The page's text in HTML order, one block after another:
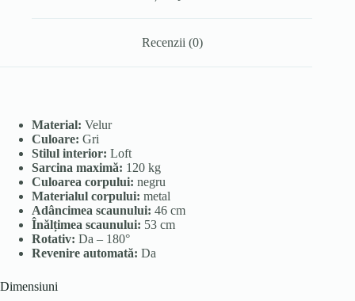
Recenzii (0)
Material: Velur
Culoare: Gri
Stilul interior: Loft
Sarcina maximă: 120 kg
Culoarea corpului: negru
Materialul corpului: metal
Adâncimea scaunului: 46 cm
Înălțimea scaunului: 53 cm
Rotativ: Da – 180°
Revenire automată: Da
Dimensiuni